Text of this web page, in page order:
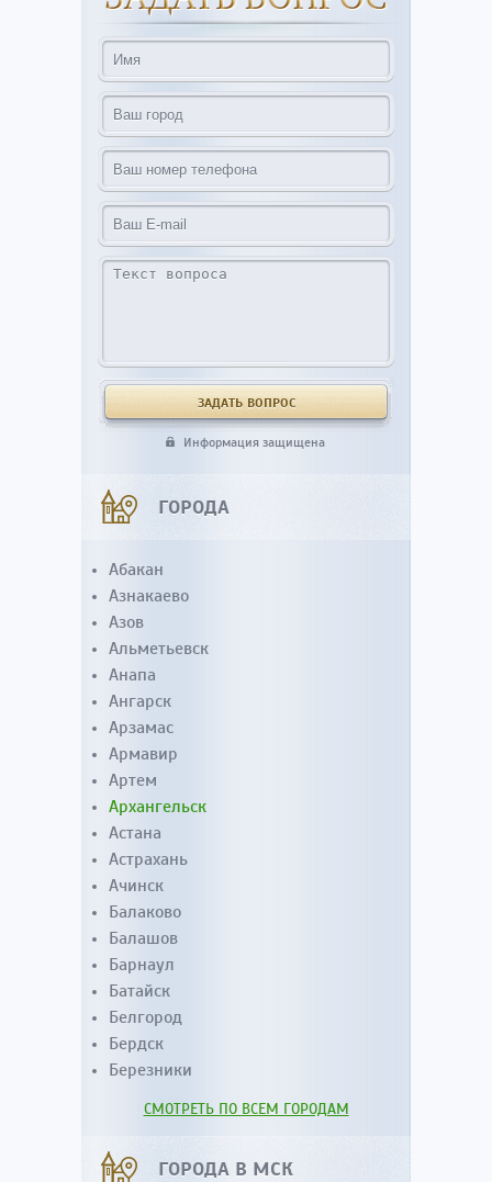
Информация защищена
ГОРОДА
Абакан
Азнакаево
Азов
Альметьевск
Анапа
Ангарск
Арзамас
Армавир
Артем
Архангельск
Астана
Астрахань
Ачинск
Балаково
Балашов
Барнаул
Батайск
Белгород
Бердск
Березники
СМОТРЕТЬ ПО ВСЕМ ГОРОДАМ
ГОРОДА В МСК